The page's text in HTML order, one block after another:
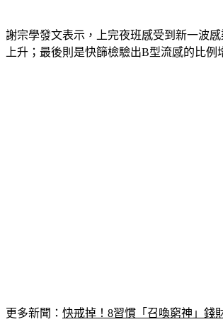
謝宗學發文表示，上完夜班感受到新一波
上升 ；最後則是快篩檢驗出B型流感的比例
更多新聞： 快戒掉！8習慣「召喚窮神」錢